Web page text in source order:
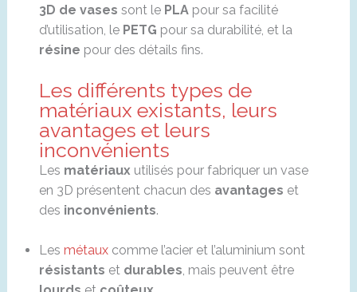
3D de vases sont le PLApour sa facilité
d’utilisation, le PETG pour sa durabilité, et la
résine pour des détails fins.
Les différents types de
matériaux existants, leurs
avantages et leurs
inconvénients
Les matériaux utilisés pour fabriquer un vase
en 3D présentent chacun des avantages et
des inconvénients.
Les métauxcomme l’acier et l’aluminium sont
résistants et durables, mais peuvent être